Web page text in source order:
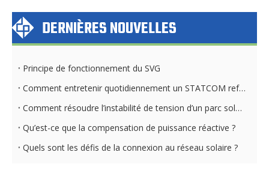
DERNIÈRES NOUVELLES
Principe de fonctionnement du SVG
Comment entretenir quotidiennement un STATCOM refroidi par air et par eau
Comment résoudre l’instabilité de tension d’un parc solaire ?
Qu’est-ce que la compensation de puissance réactive ?
Quels sont les défis de la connexion au réseau solaire ?